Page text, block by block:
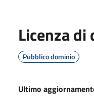
Licenza
Pubblico dominio
Ultimo